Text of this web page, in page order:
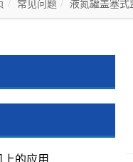
常见问题 液氮罐盖塞式
的应用